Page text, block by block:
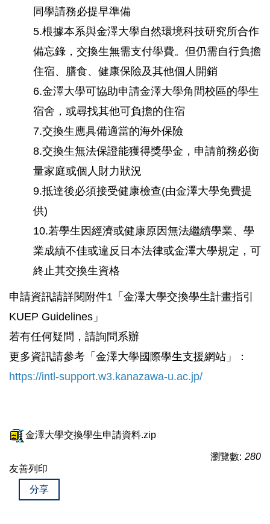
同學請務必提早準備
5.根據本系與金澤大學自然環境科技研究所合作
備忘錄，交換生無需支付學費。但仍需自行負擔
住宿、膳食、健康保險及其他個人開銷
6.金澤大學可協助申請金澤大學角間校區的學生
宿舍，或尋找其他可負擔的住宿
7.交換生應具備適當的海外保險
8.交換生無法保證能獲得獎學金，申請前務必衡
量家庭或個人財力狀況
9.抵達後必須接受健康檢查(由金澤大學免費提
供)
10.若學生因經濟或健康原因無法繼續學業、學
業成績不佳或違反日本法律或金澤大學規定，可
終止其交換生資格
申請資訊請詳閱附件1「金澤大學交換學生計畫指引
KUEP Guidelines」
若有任何疑問，請詢問系辦
更多資訊請參考「金澤大學國際學生支援網站」：
https://intl-support.w3.kanazawa-u.ac.jp/
金澤大學交換學生申請資料.zip
瀏覽數: 280
友善列印
分享